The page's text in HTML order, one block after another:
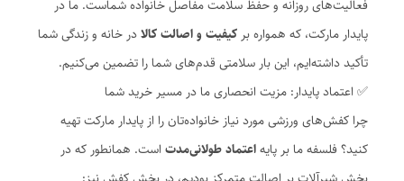
فعالیت‌های روزانه و حفظ سلامت مفاصل خانواده شماست. ما در
پایدار مارکت، که همواره بر کیفیت و اصالت کالادر خانه و زندگی شما
تأکید داشته‌ایم، این بار سلامتی قدم‌های شما را تضمین می‌کنیم.
✅ اعتماد پایدار: مزیت انحصاری ما در مسیر خرید شما
چرا کفش‌های ورزشی مورد نیاز خانواده‌تان را از پایدار مارکت تهیه
کنید؟ فلسفه ما بر پایهاعتماد طولانی‌مدت است. همانطور که در